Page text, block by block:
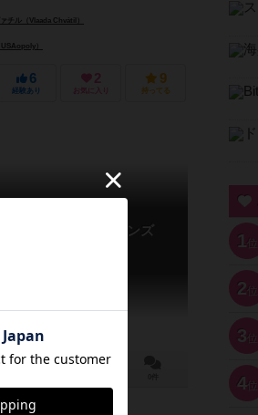
チル（Vlaada Chvátil）
）
6
経験あり
2
お気に入り
9
持ってる
ゲームオブスローンズ
1 位
2 位
3 位
4位